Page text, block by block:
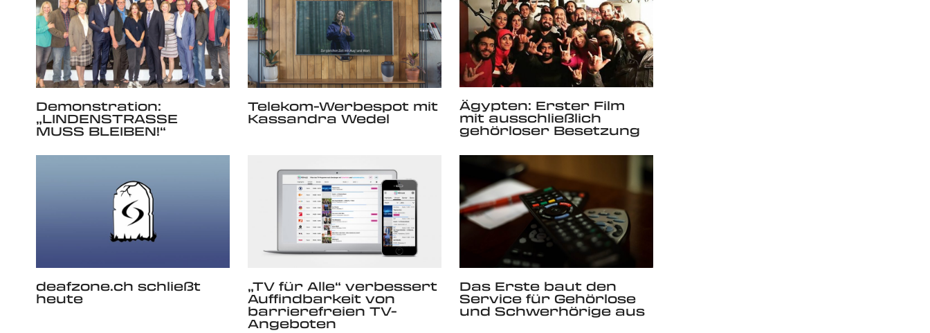
Demonstration:
„LINDENSTRASSE
MUSS BLEIBEN!“
Telekom-Werbespot mit
Kassandra Wedel
Ägypten: Erster Film
mit ausschließlich
gehörloser Besetzung
deafzone.ch schließt
heute
„TV für Alle“ verbessert
Auffindbarkeit von
barrierefreien TV-
Angeboten
Das Erste baut den
Service für Gehörlose
und Schwerhörige aus